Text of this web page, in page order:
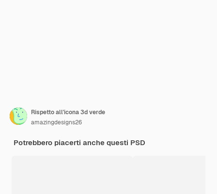
Rispetto all'icona 3d verde
amazingdesigns26
Potrebbero piacerti anche questi PSD